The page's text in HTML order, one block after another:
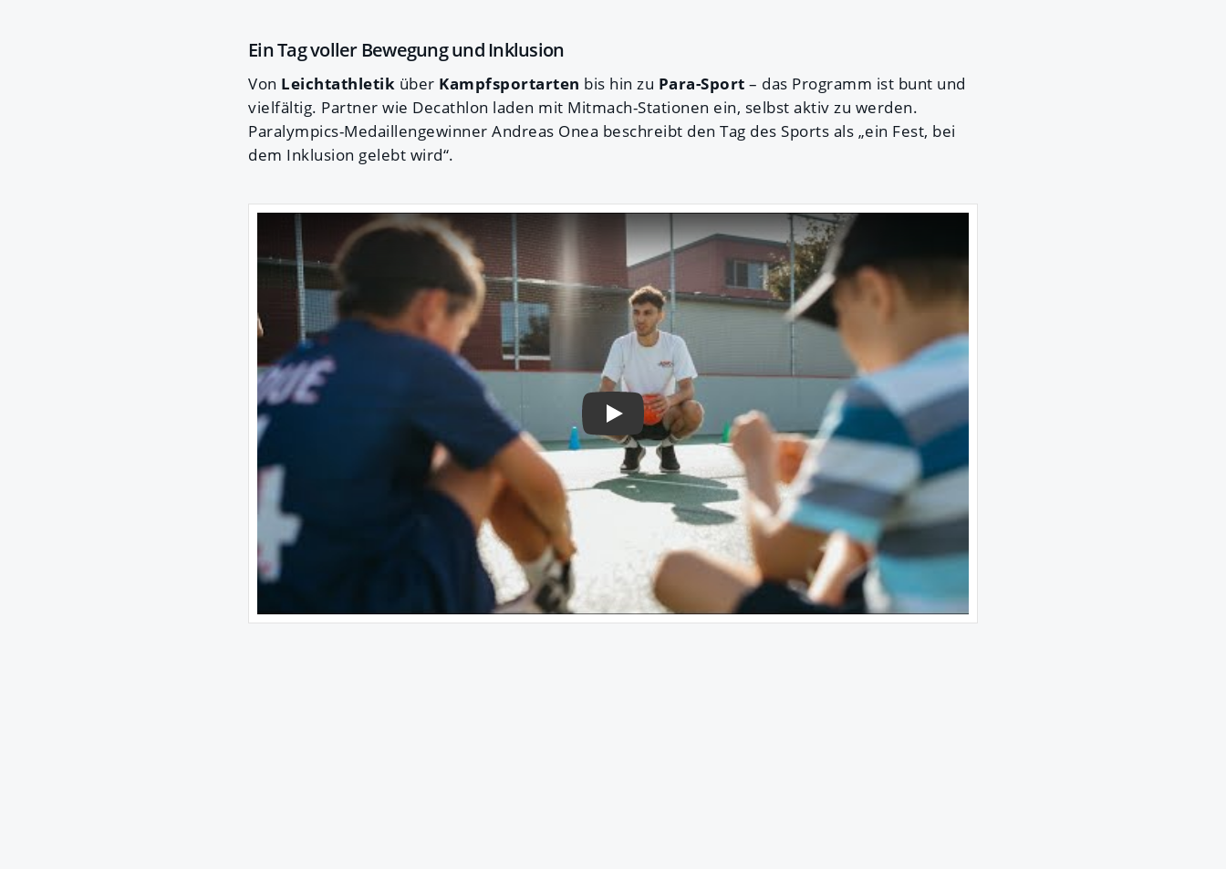
Ein Tag voller Bewegung und Inklusion
Von Leichtathletik über Kampfsportarten bis hin zu Para-Sport – das Programm ist bunt und
vielfältig. Partner wie Decathlon laden mit Mitmach-Stationen ein, selbst aktiv zu werden.
Paralympics-Medaillengewinner Andreas Onea beschreibt den Tag des Sports als „ein Fest, bei
dem Inklusion gelebt wird“.
Play